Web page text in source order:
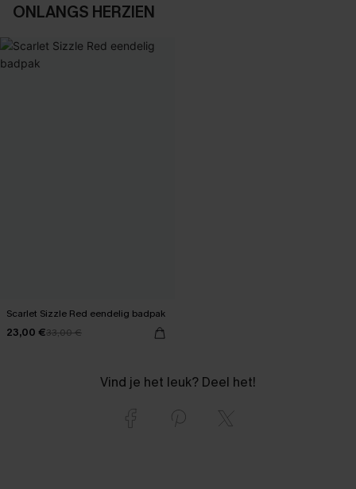
ONLANGS HERZIEN
Scarlet Sizzle Red eendelig badpak
23,00 €33,00 €
Vind je het leuk? Deel het!